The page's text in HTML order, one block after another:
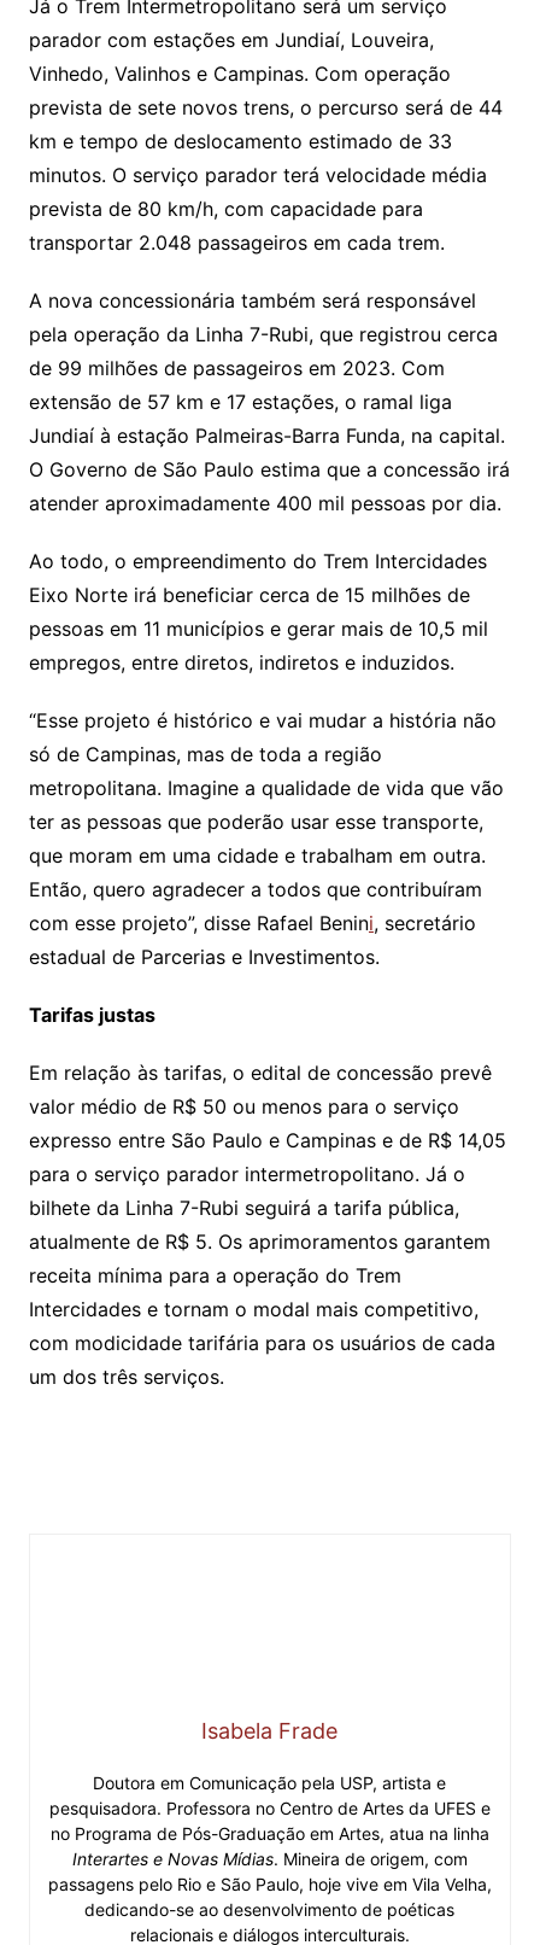
Já o Trem Intermetropolitano será um serviço
parador com estações em Jundiaí, Louveira,
Vinhedo, Valinhos e Campinas. Com operação
prevista de sete novos trens, o percurso será de 44
km e tempo de deslocamento estimado de 33
minutos. O serviço parador terá velocidade média
prevista de 80 km/h, com capacidade para
transportar 2.048 passageiros em cada trem.
A nova concessionária também será responsável
pela operação da Linha 7-Rubi, que registrou cerca
de 99 milhões de passageiros em 2023. Com
extensão de 57 km e 17 estações, o ramal liga
Jundiaí à estação Palmeiras-Barra Funda, na capital.
O Governo de São Paulo estima que a concessão irá
atender aproximadamente 400 mil pessoas por dia.
Ao todo, o empreendimento do Trem Intercidades
Eixo Norte irá beneficiar cerca de 15 milhões de
pessoas em 11 municípios e gerar mais de 10,5 mil
empregos, entre diretos, indiretos e induzidos.
“Esse projeto é histórico e vai mudar a história não
só de Campinas, mas de toda a região
metropolitana. Imagine a qualidade de vida que vão
ter as pessoas que poderão usar esse transporte,
que moram em uma cidade e trabalham em outra.
Então, quero agradecer a todos que contribuíram
com esse projeto”, disse Rafael Benini, secretário
estadual de Parcerias e Investimentos.
Tarifas justas
Em relação às tarifas, o edital de concessão prevê
valor médio de R$ 50 ou menos para o serviço
expresso entre São Paulo e Campinas e de R$ 14,05
para o serviço parador intermetropolitano. Já o
bilhete da Linha 7-Rubi seguirá a tarifa pública,
atualmente de R$ 5. Os aprimoramentos garantem
receita mínima para a operação do Trem
Intercidades e tornam o modal mais competitivo,
com modicidade tarifária para os usuários de cada
um dos três serviços.
Isabela Frade
Doutora em Comunicação pela USP, artista e
pesquisadora. Professora no Centro de Artes da UFES e
no Programa de Pós-Graduação em Artes, atua na linha
Interartes e Novas Mídias. Mineira de origem, com
passagens pelo Rio e São Paulo, hoje vive em Vila Velha,
dedicando-se ao desenvolvimento de poéticas
relacionais e diálogos interculturais.